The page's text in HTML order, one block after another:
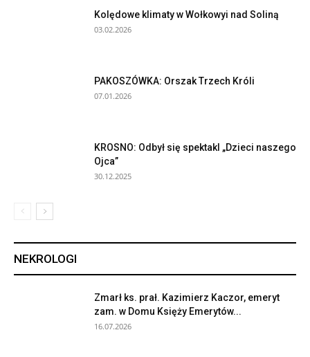
Kolędowe klimaty w Wołkowyi nad Soliną
03.02.2026
PAKOSZÓWKA: Orszak Trzech Króli
07.01.2026
KROSNO: Odbył się spektakl „Dzieci naszego
Ojca”
30.12.2025
NEKROLOGI
Zmarł ks. prał. Kazimierz Kaczor, emeryt
zam. w Domu Księży Emerytów...
16.07.2026